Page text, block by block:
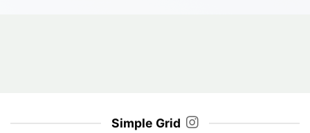
Simple Grid